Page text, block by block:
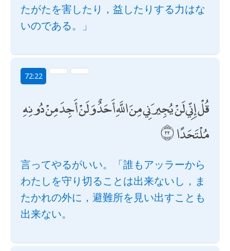
たがたを害したり，益したりする力はな
いのである。」
72:22
قُلْ إِنِّي لَنْ يُجِيرَنِي مِنَ اللَّهِ أَحَدٌ وَلَنْ أَجِدَ مِنْ دُونِهِ
مُلْتَحَدًا
言ってやるがいい。「誰もアッラーから
わたしを守り切ることは出来ないし，ま
たかれの外に，避難所を見い出すことも
出来ない。